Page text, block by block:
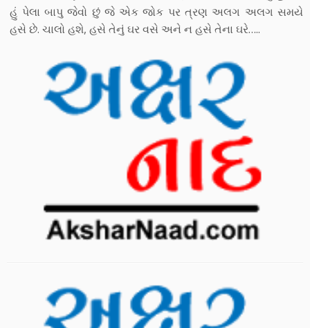
હું પેલા બાપુ જેવો છું જે એક જોક પર ત્રણ અલગ અલગ સમયે
હસે છે. ચાલો હશે, હસે તેનું ઘર વસે અને ન હસે તેના ઘરે…..